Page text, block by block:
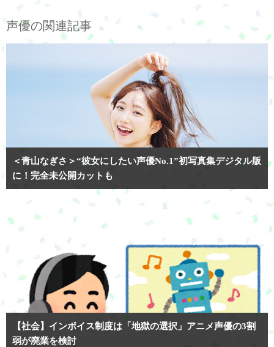
声優の関連記事
＜青山なぎさ＞“彼女にしたい声優No.1”初写真集デジタル版
に！完全未公開カットも
【社会】インボイス制度は「地獄の選択」アニメ声優の3割
弱が廃業を検討